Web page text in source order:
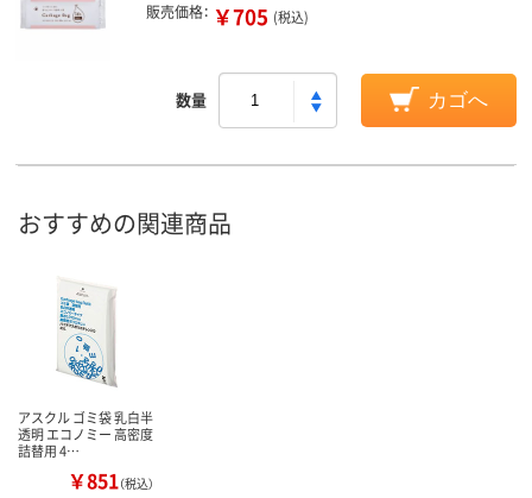
販売価格： ￥705 (税込)
数量 カゴへ
おすすめの関連商品
アスクル ゴミ袋 乳白半
透明 エコノミー 高密度
詰替用 4…
￥851（税込）